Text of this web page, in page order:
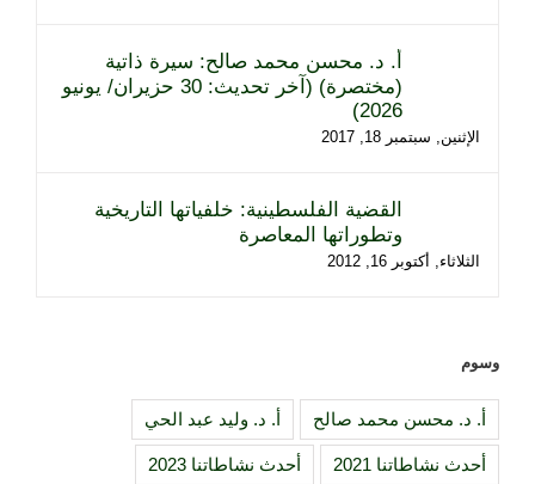
أ. د. محسن محمد صالح: سيرة ذاتية
(مختصرة) (آخر تحديث: 30 حزيران/ يونيو
2026)
الإثنين, سبتمبر 18, 2017
القضية الفلسطينية: خلفياتها التاريخية
وتطوراتها المعاصرة
الثلاثاء, أكتوبر 16, 2012
وسوم
أ. د. محسن محمد صالح أ. د. وليد عبد الحي
أحدث نشاطاتنا 2021 أحدث نشاطاتنا 2023